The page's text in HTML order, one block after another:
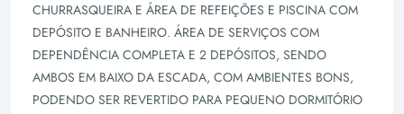
CHURRASQUEIRA E ÁREA DE REFEIÇÕES E PISCINA COM
DEPÓSITO E BANHEIRO. ÁREA DE SERVIÇOS COM
DEPENDÊNCIA COMPLETA E 2 DEPÓSITOS, SENDO
AMBOS EM BAIXO DA ESCADA, COM AMBIENTES BONS,
PODENDO SER REVERTIDO PARA PEQUENO DORMITÓRIO